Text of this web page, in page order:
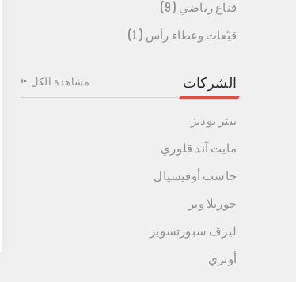
قناع رياضي (9)
قبّعات وغطاء رأس (1)
الشركات
بيتر بوديز
مايت آند قلوري
جاسب أوفيسيال
جوريلا وير
ليرڤ سبورتسوير
أونزي
مشاهدة الكل